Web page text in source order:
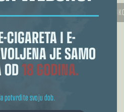
CIGARETA I E-
JE SAMO
18 GODINA.
potvrdite svoju dob.
€11.40€10.26 DODAJ U